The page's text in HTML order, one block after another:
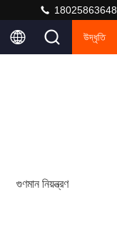
18025863648
উদ্ধৃতি
গুণমান নিয়ন্ত্রণ